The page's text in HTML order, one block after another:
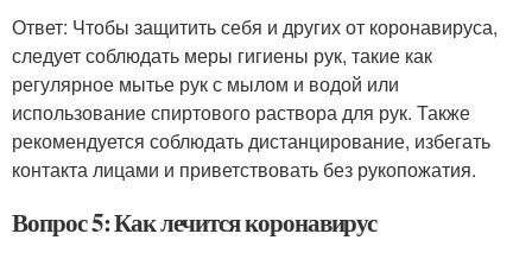
Ответ: Чтобы защитить себя и других от коронавируса,
следует соблюдать меры гигиены рук, такие как
регулярное мытье рук с мылом и водой или
использование спиртового раствора для рук. Также
рекомендуется соблюдать дистанцирование, избегать
контакта лицами и приветствовать без рукопожатия.
Вопрос 5: Как лечится коронавирус